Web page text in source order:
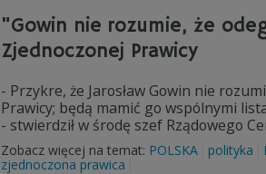
"Gowin nie rozumie, że
Zjednoczonej Prawicy
- Przykre, że Jarosław Gowin nie
Prawicy; będą mamić go wspólnymi
- stwierdził w środę szef Rządowego
Zobacz więcej na temat: POLSKA polityka
zjednoczona prawica